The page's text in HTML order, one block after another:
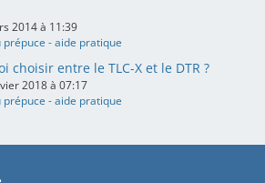
2014 à 11:39
prépuce - aide pratique
choisir entre le TLC-X et le DTR ?
2018 à 07:17
prépuce - aide pratique